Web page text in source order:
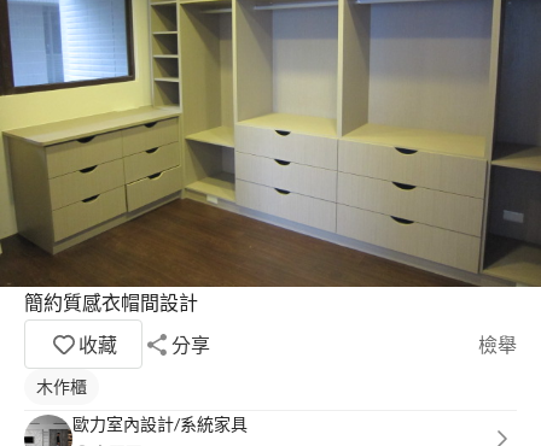
簡約質感衣帽間設計
收藏
分享 檢舉
木作櫃
歐力室內設計/系統家具